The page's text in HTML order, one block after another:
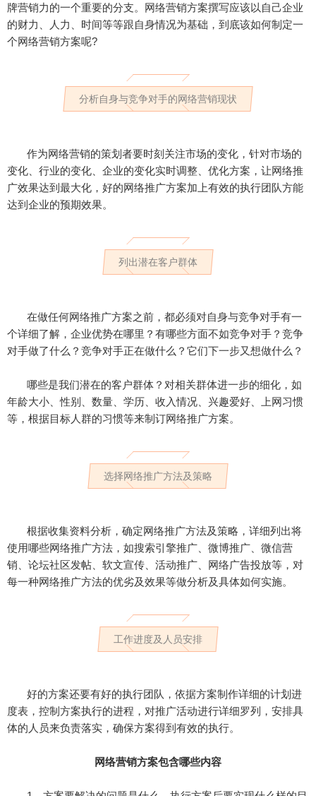
牌营销力的一个重要的分支。网络营销方案撰写应该以自己企业
的财力、人力、时间等等跟自身情况为基础，到底该如何制定一
个网络营销方案呢?
分析自身与竞争对手的网络营销现状
作为网络营销的策划者要时刻关注市场的变化，针对市场的
变化、行业的变化、企业的变化实时调整、优化方案，让网络推
广效果达到最大化，好的网络推广方案加上有效的执行团队方能
达到企业的预期效果。
列出潜在客户群体
在做任何网络推广方案之前，都必须对自身与竞争对手有一
个详细了解，企业优势在哪里？有哪些方面不如竞争对手？竞争
对手做了什么？竞争对手正在做什么？它们下一步又想做什么？
哪些是我们潜在的客户群体？对相关群体进一步的细化，如
年龄大小、性别、数量、学历、收入情况、兴趣爱好、上网习惯
等，根据目标人群的习惯等来制订网络推广方案。
选择网络推广方法及策略
根据收集资料分析，确定网络推广方法及策略，详细列出将
使用哪些网络推广方法，如搜索引擎推广、微博推广、微信营
销、论坛社区发帖、软文宣传、活动推广、网络广告投放等，对
每一种网络推广方法的优劣及效果等做分析及具体如何实施。
工作进度及人员安排
好的方案还要有好的执行团队，依据方案制作详细的计划进
度表，控制方案执行的进程，对推广活动进行详细罗列，安排具
体的人员来负责落实，确保方案得到有效的执行。
网络营销方案包含哪些内容